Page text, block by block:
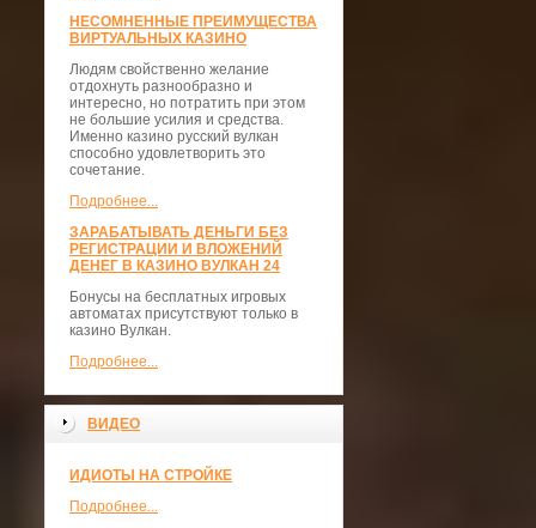
НЕСОМНЕННЫЕ ПРЕИМУЩЕСТВА
ВИРТУАЛЬНЫХ КАЗИНО
Людям свойственно желание
отдохнуть разнообразно и
интересно, но потратить при этом
не большие усилия и средства.
Именно казино русский вулкан
способно удовлетворить это
сочетание.
Подробнее...
ЗАРАБАТЫВАТЬ ДЕНЬГИ БЕЗ
РЕГИСТРАЦИИ И ВЛОЖЕНИЙ
ДЕНЕГ В КАЗИНО ВУЛКАН 24
Бонусы на бесплатных игровых
автоматах присутствуют только в
казино Вулкан.
Подробнее...
ВИДЕО
ИДИОТЫ НА СТРОЙКЕ
Подробнее...